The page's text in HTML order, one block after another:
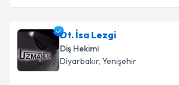
Dt. İsa Lezgi
Diş Hekimi
Diyarbakır, Yenişehir